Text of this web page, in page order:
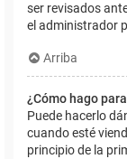
ser revisados
el administrador
Arriba
¿Cómo hago
Puede hacerlo
cuando esté
principio de la